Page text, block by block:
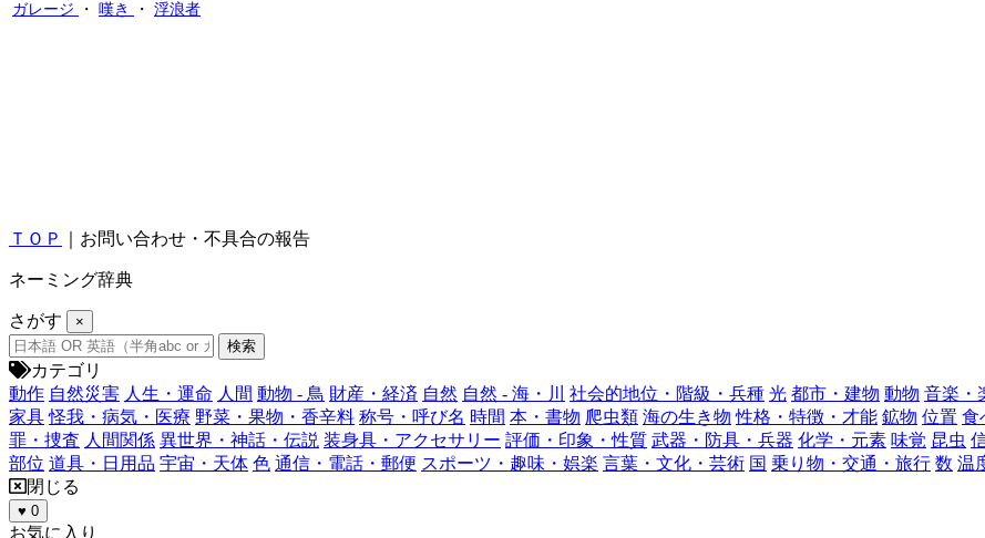
ガレージ ・ 嘆き ・ 浮浪者
ＴＯＰ ｜お問い合わせ・不具合の報告
ネーミング辞典
さがす ×
カテゴリ
動作 自然災害 人生・運命 人間 動物 - 鳥 財産・経済 自然 自然 - 海・川 社会的地位・階級・兵種 光 都市・建物 動物 音楽・
家具 怪我・病気・医療 野菜・果物・香辛料 称号・呼び名 時間 本・書物 爬虫類 海の生き物 性格・特徴・才能 鉱物 位置 食
罪・捜査 人間関係 異世界・神話・伝説 装身具・アクセサリー 評価・印象・性質 武器・防具・兵器 化学・元素 味覚 昆虫
部位 道具・日用品 宇宙・天体 色 通信・電話・郵便 スポーツ・趣味・娯楽 言葉・文化・芸術 国 乗り物・交通・旅行 数 温
閉じる
♥ 0
お気に入り